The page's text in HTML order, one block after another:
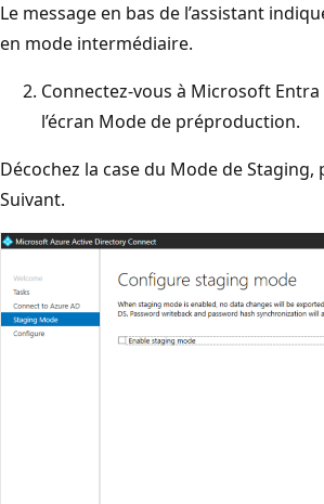
Le message en bas de l’assistant
en mode intermédiaire.
Connectez-vous à Microsoft Entra
l’écran Mode de préproduction.
Décochez la case du Mode de Staging,
Suivant.